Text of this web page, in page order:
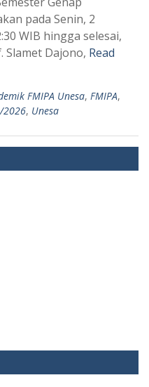
pada Senin, 2
WIB hingga selesai,
Dajono, Read
FMIPA Unesa, FMIPA,
2026, Unesa